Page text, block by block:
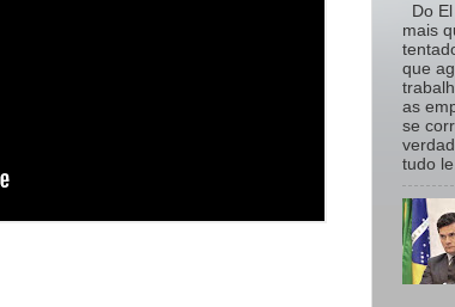
Do
mais
que
as
se
tudo